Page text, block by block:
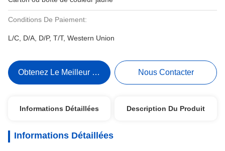
Conditions De Paiement:
L/C, D/A, D/P, T/T, Western Union
Obtenez Le Meilleur Prix Nous Contacter
Informations Détaillées Description Du Produit
Informations Détaillées